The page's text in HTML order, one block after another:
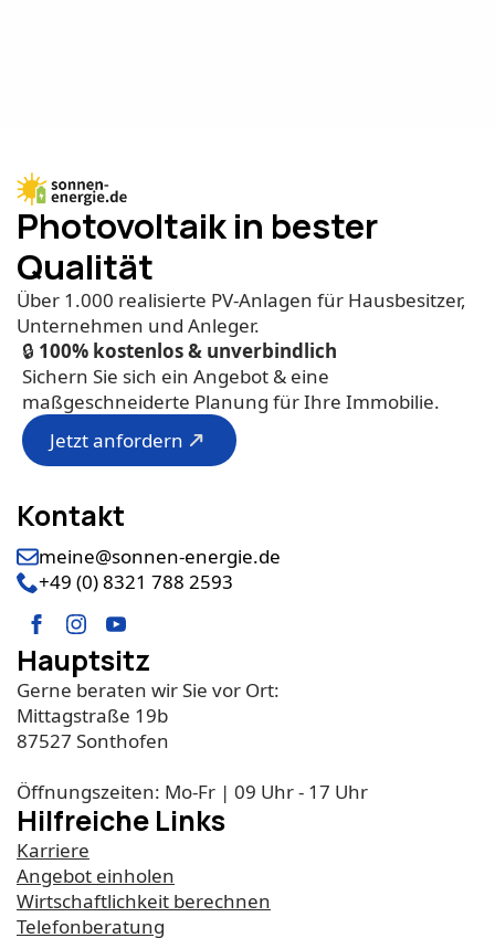
Photovoltaik in bester
Qualität
Über 1.000 realisierte PV-Anlagen für Hausbesitzer,
Unternehmen und Anleger.
🔒 100% kostenlos & unverbindlich
Sichern Sie sich ein Angebot & eine
maßgeschneiderte Planung für Ihre Immobilie.
Jetzt anfordern
Hilfreiche Links
Karriere
Angebot einholen
Wirtschaftlichkeit berechnen
Telefonberatung
Hauptsitz
Gerne beraten wir Sie vor Ort:
Mittagstraße 19b
87527 Sonthofen
Öffnungszeiten: Mo-Fr | 09 Uhr - 17 Uhr
Kontakt
meine@sonnen-energie.de
+49 (0) 8321 788 2593